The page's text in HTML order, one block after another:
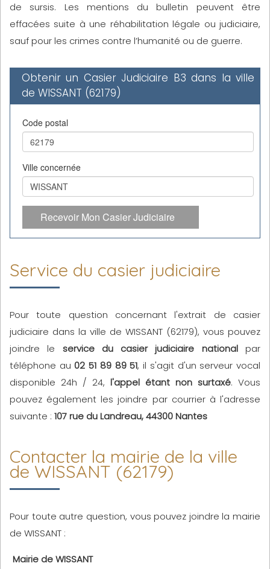
de sursis. Les mentions du bulletin peuvent être
effacées suite à une réhabilitation légale ou judiciaire,
sauf pour les crimes contre l’humanité ou de guerre.
Obtenir un Casier Judiciaire B3 dans la ville
de WISSANT (62179)
Code postal
Ville concernée
Recevoir Mon Casier Judiciaire
Service du casier judiciaire
Pour toute question concernant l'extrait de casier
judiciaire dans la ville de WISSANT (62179), vous pouvez
joindre le service du casier judiciaire nationalpar
téléphone au 02 51 89 89 51, il s'agit d'un serveur vocal
disponible 24h / 24, l'appel étant non surtaxé. Vous
pouvez également les joindre par courrier à l'adresse
suivante : 107 rue du Landreau, 44300 Nantes
Contacter la mairie de la ville
de WISSANT (62179)
Pour toute autre question, vous pouvez joindre la mairie
de WISSANT :
Mairie de WISSANT